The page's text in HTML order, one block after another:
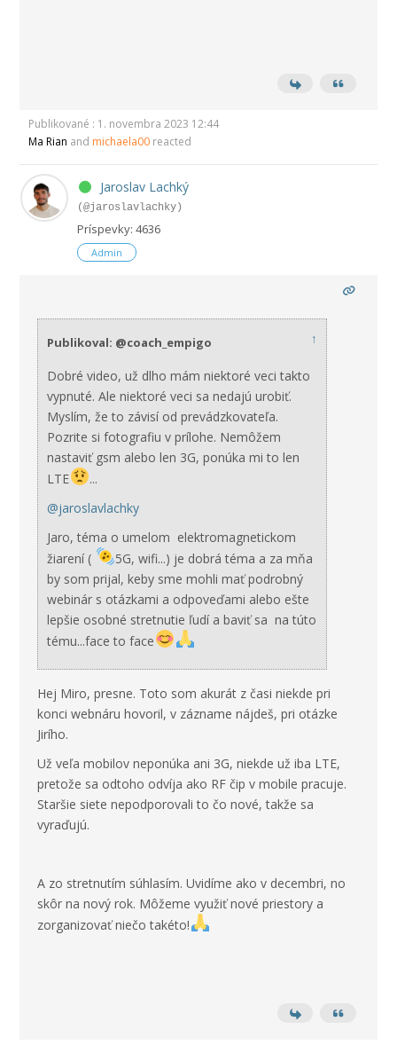
Publikované : 1. novembra 2023 12:44
Ma Rian and michaela00 reacted
Jaroslav Lachký
(@jaroslavlachky)
Príspevky: 4636
Admin
Publikoval: @coach_empigo ↑
Dobré video, už dlho mám niektoré veci takto
vypnuté. Ale niektoré veci sa nedajú urobiť.
Myslím, že to závisí od prevádzkovateľa.
Pozrite si fotografiu v prílohe. Nemôžem
nastaviť gsm alebo len 3G, ponúka mi to len
LTE
...
@jaroslavlachky
Jaro, téma o umelom elektromagnetickom
žiarení (
5G, wifi...) je dobrá téma a za mňa
by som prijal, keby sme mohli mať podrobný
webinár s otázkami a odpoveďami alebo ešte
lepšie osobné stretnutie ľudí a baviť sa na túto
tému...face to face
Hej Miro, presne. Toto som akurát z časi niekde pri
konci webnáru hovoril, v zázname nájdeš, pri otázke
Jirího.
Už veľa mobilov neponúka ani 3G, niekde už iba LTE,
pretože sa odtoho odvíja ako RF čip v mobile pracuje.
Staršie siete nepodporovali to čo nové, takže sa
vyraďujú.
A zo stretnutím súhlasím. Uvidíme ako v decembri, no
skôr na nový rok. Môžeme využiť nové priestory a
zorganizovať niečo takéto!